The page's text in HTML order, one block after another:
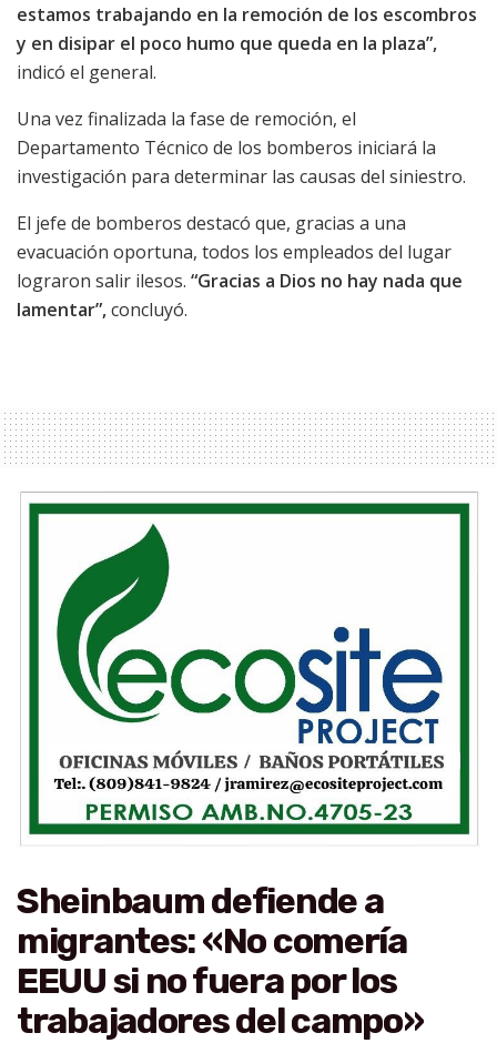
estamos trabajando en la remoción de los escombros
y en disipar el poco humo que queda en la plaza”,
indicó el general.
Una vez finalizada la fase de remoción, el
Departamento Técnico de los bomberos iniciará la
investigación para determinar las causas del siniestro.
El jefe de bomberos destacó que, gracias a una
evacuación oportuna, todos los empleados del lugar
lograron salir ilesos. “Gracias a Dios no hay nada que
lamentar”,concluyó.
Sheinbaum defiende a
migrantes: «No comería
EEUU si no fuera por los
trabajadores del campo»